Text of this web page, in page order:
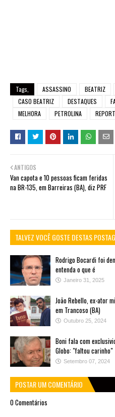
Tags, ASSASSINO BEATRIZ
CASO BEATRIZ
DESTAQUES
MELHORA
PETROLINA
ANTIGOS
Van capota e 10 pessoas ficam feridas
na BR-135, em Barreiras (BA), diz PRF
TALVEZ VOCÊ GOSTE DESTAS
Rodrigo Bocardi foi
entenda o que é
Janeiro 31, 2025
João Rebello, ex-ator
em Trancoso (BA)
Outubro 25, 2024
Boni fala com
Globo: "faltou carinho"
Setembro 07, 2024
POSTAR UM COMENTÁRIO
0 Comentários